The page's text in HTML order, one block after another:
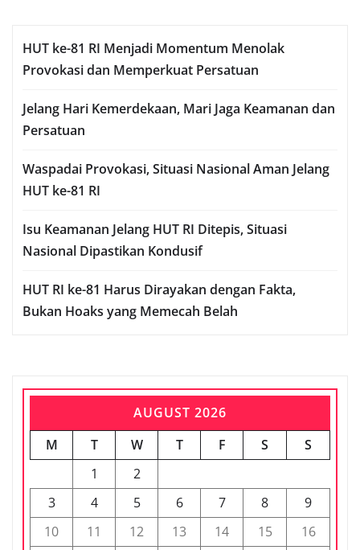
HUT ke-81 RI Menjadi Momentum Menolak
Provokasi dan Memperkuat Persatuan
Jelang Hari Kemerdekaan, Mari Jaga Keamanan dan
Persatuan
Waspadai Provokasi, Situasi Nasional Aman Jelang
HUT ke-81 RI
Isu Keamanan Jelang HUT RI Ditepis, Situasi
Nasional Dipastikan Kondusif
HUT RI ke-81 Harus Dirayakan dengan Fakta,
Bukan Hoaks yang Memecah Belah
AUGUST 2026
M
T W T F S
S
1
2
3
4 5 6 7 8
9
10
11 12 13 14 15
16